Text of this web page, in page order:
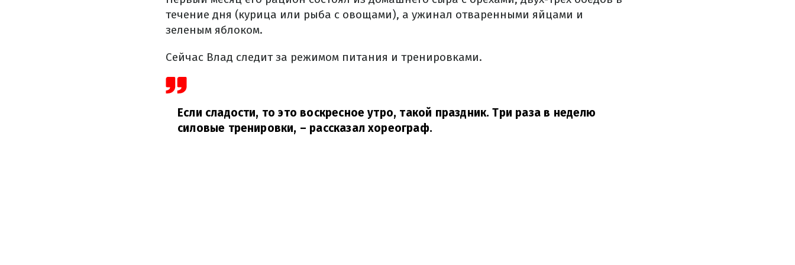
течение дня (курица или рыба с овощами), а ужинал отваренными яйцами и
зеленым яблоком.
Сейчас Влад следит за режимом питания и тренировками.
Если сладости, то это воскресное утро, такой праздник. Три раза в неделю
силовые тренировки, – рассказал хореограф.